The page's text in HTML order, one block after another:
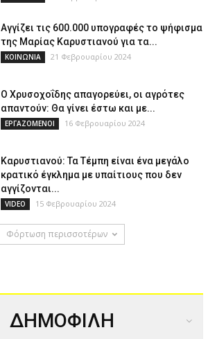
Αγγίζει τις 600.000 υπογραφές το ψήφισμα
της Μαρίας Καρυστιανού για τα...
ΚΟΙΝΩΝΙΑ 21 Φεβρουαρίου 2024
Ο Χρυσοχοΐδης απαγορεύει, οι αγρότες
απαντούν: Θα γίνει έστω και με...
ΕΡΓΑΖΟΜΕΝΟΙ 16 Φεβρουαρίου 2024
Καρυστιανού: Τα Τέμπη είναι ένα μεγάλο
κρατικό έγκλημα με υπαίτιους που δεν
αγγίζονται...
VIDEO 15 Φεβρουαρίου 2024
Φόρτωση περισσοτέρων
ΔΗΜΟΦΙΛΗ